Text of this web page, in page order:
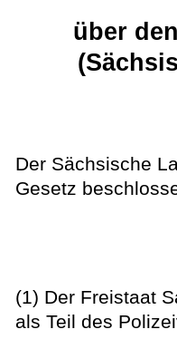
über
Der Sächsische
Gesetz
(1) Der Freistaat
als Teil des